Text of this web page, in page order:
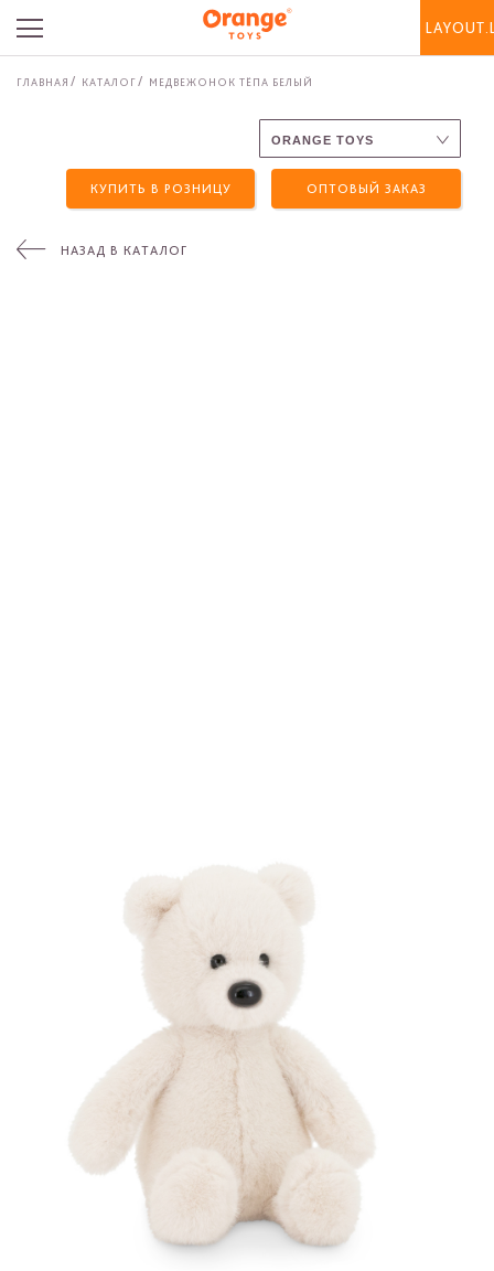
ГЛАВНАЯ КАТАЛОГ МЕДВЕЖОНОК ТЁПА БЕЛЫЙ
ОПТОВЫЙ ЗАКАЗ
КУПИТЬ В РОЗНИЦУ
НАЗАД В КАТАЛОГ